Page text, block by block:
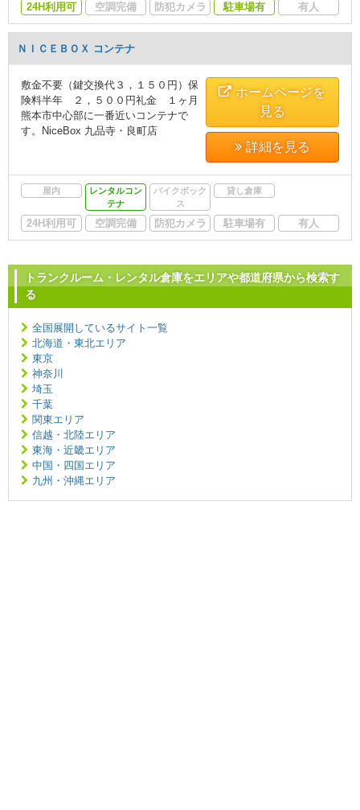
24H利用可 空調完備 防犯カメラ 駐車場有 有人
ＮＩＣＥＢＯＸ コンテナ
敷金不要（鍵交換代３，１５０円）保
険料半年 ２，５００円礼金 １ヶ月
熊本市中心部に一番近いコンテナで
す。NiceBox 九品寺・良町店
ホームページを
見る
詳細を見る
屋内
レンタルコン
テナ
バイクボック
ス
貸し倉庫
24H利用可 空調完備 防犯カメラ 駐車場有 有人
トランクルーム・レンタル倉庫をエリアや都道府県から検索す
る
全国展開しているサイト一覧
北海道・東北エリア
東京
神奈川
埼玉
千葉
関東エリア
信越・北陸エリア
東海・近畿エリア
中国・四国エリア
九州・沖縄エリア